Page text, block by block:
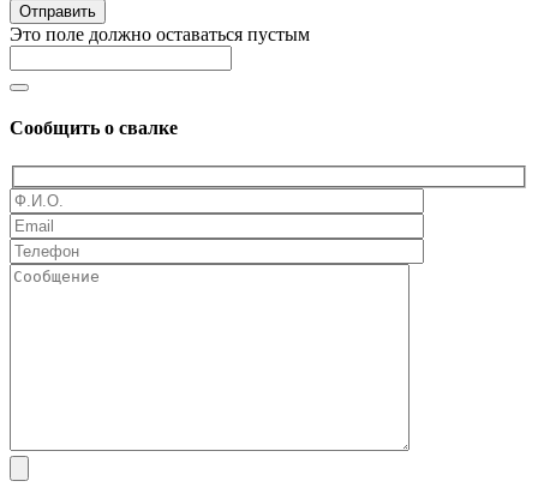
Отправить
Это поле должно оставаться пустым
Сообщить о свалке